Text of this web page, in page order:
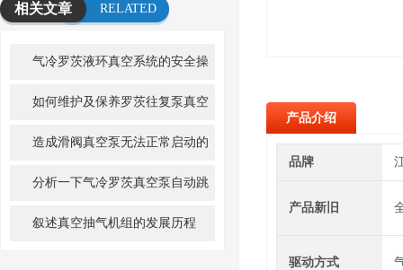
相关文章
RELATED
气冷罗茨液环真空系统的安全操
作规程如何维护及保养罗茨往复泵真空
机组是非常重要的问题
造成滑阀真空泵无法正常启动的
原因，有什么解决方法
分析一下气冷罗茨真空泵自动跳
闸的几种原因
叙述真空抽气机组的发展历程
产品介绍
品牌
产品新旧
驱动方式